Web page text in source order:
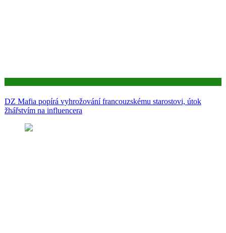
DZ Mafia popírá vyhrožování francouzskému starostovi, útok
žhářstvím na influencera